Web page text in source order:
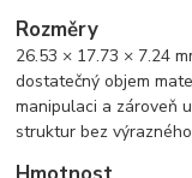
Rozměry
26.53 × 17.73 × 7.24
dostatečný objem
manipulaci a zároveň
struktur bez